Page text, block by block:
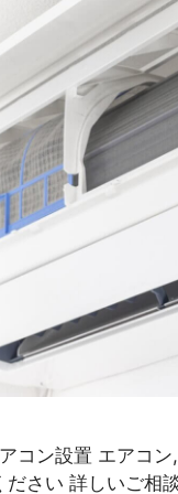
コン設置 エアコ
さい 詳しいご相